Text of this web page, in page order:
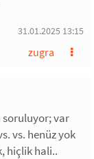
31.01.2025 13:15
zugra
soruluyor; var
vs. henüz yok
hiçlik hali..